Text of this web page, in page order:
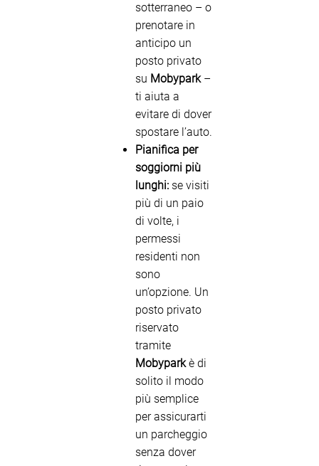
sotterraneo – o
prenotare in
anticipo un
posto privato
su Mobypark–
ti aiuta a
evitare di dover
spostare l’auto.
Pianifica per
soggiorni più
lunghi: se visiti
più di un paio
di volte, i
permessi
residenti non
sono
un’opzione. Un
posto privato
riservato
tramite
Mobyparkè di
solito il modo
più semplice
per assicurarti
un parcheggio
senza dover